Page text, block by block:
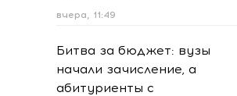
вчера, 11:49
Битва за бюджет: вузы
начали зачисление, а
абитуриенты с